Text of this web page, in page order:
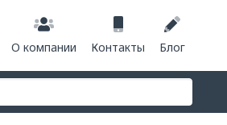
О компании Контакты Блог